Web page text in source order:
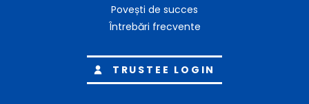
Povești de succes
Întrebări frecvente
TRUSTEE LOGIN